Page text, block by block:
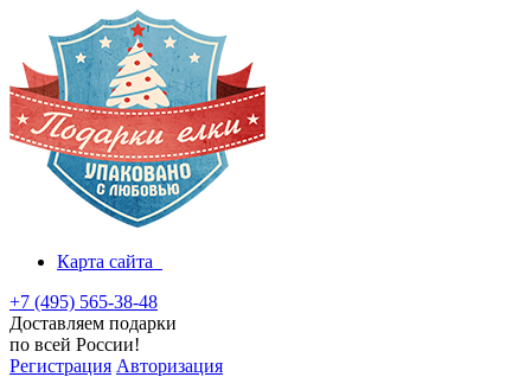
Карта сайта
+7 (495) 565-38-48
Доставляем подарки
по всей России!
Регистрация Авторизация